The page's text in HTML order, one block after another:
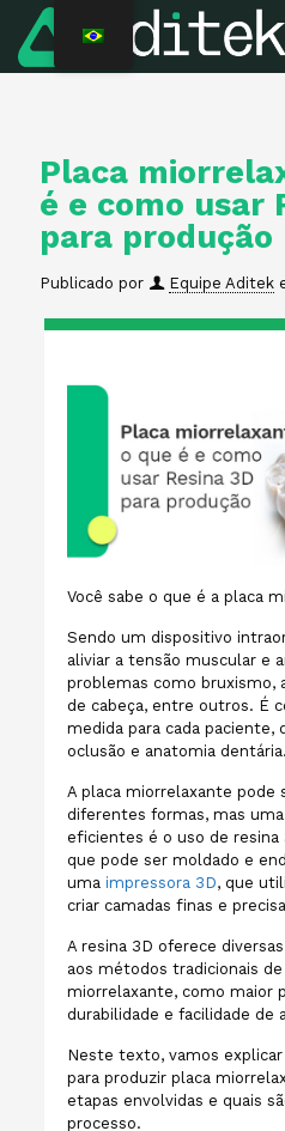
Placa
é e como usar
para produção
Publicado por Equipe Aditek
Você sabe o que é a placa
Sendo um dispositivo
aliviar a tensão muscular e
problemas como bruxismo,
de cabeça, entre outros. É
medida para cada paciente,
oclusão e anatomia dentária.
A placa miorrelaxante pode
diferentes formas, mas
eficientes é o uso de
que pode ser moldado e
uma impressora 3D, que
criar camadas finas e
A resina 3D oferece
aos métodos tradicionais
miorrelaxante, como maior
durabilidade e facilidade de
Neste texto, vamos
para produzir placa
etapas envolvidas e quais
processo.